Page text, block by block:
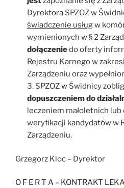
Dyrektora SPZOZ w
świadczenie usługw
wymienionych w § 2
dołączeniedo oferty
Rejestru Karnego w
Zarządzeniu oraz
3. SPZOZ w Świdnicy
dopuszczeniem do
leczeniem małoletnich
weryfikacji kandydatów w
Zarządzeniu.
Grzegorz Kloc – Dyrektor
O F E R T A – KONTRAKT